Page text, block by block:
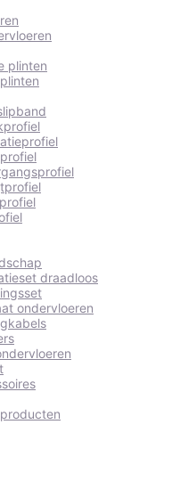
plinten
draadloos
ondervloeren